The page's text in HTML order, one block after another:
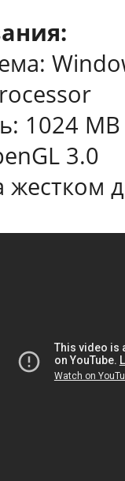
1024
3.0